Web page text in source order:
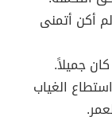
أكن أتمنى
جميلاً.
الغياب